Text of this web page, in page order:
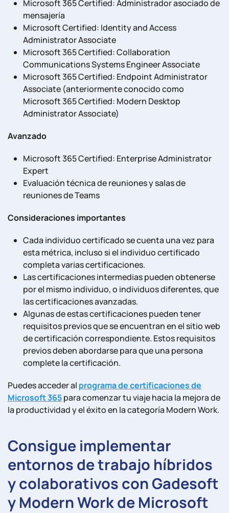
Microsoft 365 Certified: Administrador asociado de
mensajería
Microsoft Certified: Identity and Access
Administrator Associate
Microsoft 365 Certified: Collaboration
Communications Systems Engineer Associate
Microsoft 365 Certified: Endpoint Administrator
Associate (anteriormente conocido como
Microsoft 365 Certified: Modern Desktop
Administrator Associate)
Avanzado
Microsoft 365 Certified: Enterprise Administrator
Expert
Evaluación técnica de reuniones y salas de
reuniones de Teams
Consideraciones importantes
Cada individuo certificado se cuenta una vez para
esta métrica, incluso si el individuo certificado
completa varias certificaciones.
Las certificaciones intermedias pueden obtenerse
por el mismo individuo, o individuos diferentes, que
las certificaciones avanzadas.
Algunas de estas certificaciones pueden tener
requisitos previos que se encuentran en el sitio web
de certificación correspondiente. Estos requisitos
previos deben abordarse para que una persona
complete la certificación.
Puedes acceder al programa de certificaciones de
Microsoft 365para comenzar tu viaje hacia la mejora de
la productividad y el éxito en la categoría Modern Work.
Consigue implementar
entornos de trabajo híbridos
y colaborativos con Gadesoft
y Modern Work de Microsoft